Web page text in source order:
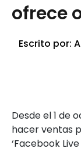
ofrece
Escrito por:
Desde el 1 de
hacer ventas
‘Facebook